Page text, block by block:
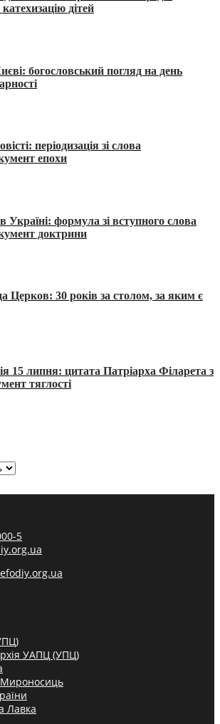
дітей
богословський погляд на день
періодизація зі слова
епохи
Україні: формула зі вступного слова
доктрини
Церков: 30 років за столом, за яким є
15 липня: цитата Патріарха Філарета з
тяглості
5
УАПЦ (УПЦ)
Мироносиць
Лавка